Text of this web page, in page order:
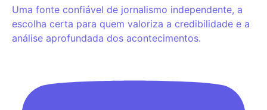
Uma fonte confiável de jornalismo independente, a
escolha certa para quem valoriza a credibilidade e a
análise aprofundada dos acontecimentos.